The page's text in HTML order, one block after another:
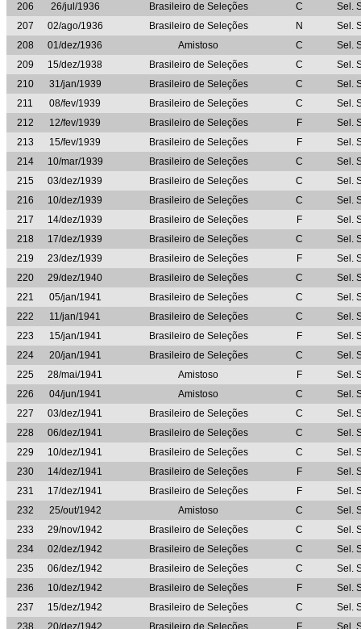
206
26/jul/1936 Brasileiro de Seleções C
Sel.
207
02/ago/1936 Brasileiro de Seleções N
Sel.
208
01/dez/1936 Amistoso C
Sel.
209
15/dez/1938 Brasileiro de Seleções C
Sel.
210
31/jan/1939 Brasileiro de Seleções C
Sel.
211
08/fev/1939 Brasileiro de Seleções C
Sel.
212
12/fev/1939 Brasileiro de Seleções F
Sel.
213
15/fev/1939 Brasileiro de Seleções F
Sel.
214
10/mar/1939 Brasileiro de Seleções C
Sel.
215
03/dez/1939 Brasileiro de Seleções C
Sel.
216
10/dez/1939 Brasileiro de Seleções C
Sel.
217
14/dez/1939 Brasileiro de Seleções F
Sel.
218
17/dez/1939 Brasileiro de Seleções C
Sel.
219
23/dez/1939 Brasileiro de Seleções F
Sel.
220
29/dez/1940 Brasileiro de Seleções C
Sel.
221
05/jan/1941 Brasileiro de Seleções C
Sel.
222
11/jan/1941 Brasileiro de Seleções C
Sel.
223
15/jan/1941 Brasileiro de Seleções F
Sel.
224
20/jan/1941 Brasileiro de Seleções C
Sel.
225
28/mai/1941 Amistoso F
Sel.
226
04/jun/1941 Amistoso C
Sel.
227
03/dez/1941 Brasileiro de Seleções C
Sel.
228
06/dez/1941 Brasileiro de Seleções C
Sel.
229
10/dez/1941 Brasileiro de Seleções C
Sel.
230
14/dez/1941 Brasileiro de Seleções F
Sel.
231
17/dez/1941 Brasileiro de Seleções F
Sel.
232
25/out/1942 Amistoso C
Sel.
233
29/nov/1942 Brasileiro de Seleções C
Sel.
234
02/dez/1942 Brasileiro de Seleções C
Sel.
235
06/dez/1942 Brasileiro de Seleções C
Sel.
236
10/dez/1942 Brasileiro de Seleções F
Sel.
237
15/dez/1942 Brasileiro de Seleções C
Sel.
238
20/dez/1942 Brasileiro de Seleções F
Sel.